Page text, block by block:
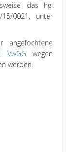
das hg.
0021, unter
wegen
werden.